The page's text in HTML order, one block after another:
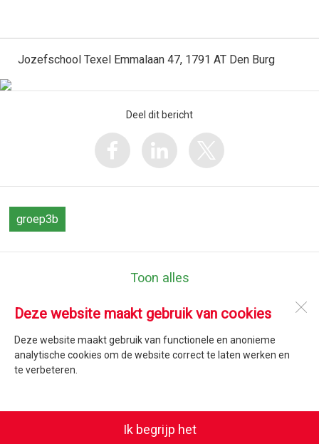
Deze website maakt gebruik van cookies
Deze website maakt gebruik van functionele en anonieme
analytische cookies om de website correct te laten werken en
te verbeteren.
Ik begrijp het
Jozefschool Texel Emmalaan 47, 1791 AT Den Burg
Deel dit bericht
groep3b
Toon alles
Emmalaan 47
1791 AT
Den Burg
SdH Vormgeving | Ziber DS4